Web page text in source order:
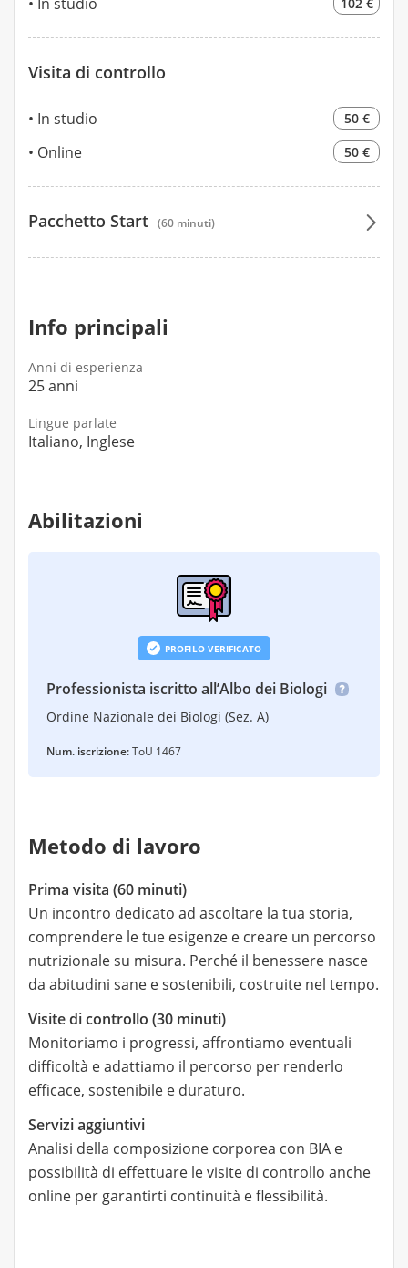
Visita di controllo
In studio 50 €
Online 50 €
Pacchetto Start (60 minuti)
Info principali
Anni di esperienza
25 anni
Lingue parlate
Italiano, Inglese
Abilitazioni
PROFILO VERIFICATO
Professionista iscritto all’Albo dei Biologi
Ordine Nazionale dei Biologi (Sez. A)
Num. iscrizione:ToU 1467
Metodo di lavoro
Prima visita (60 minuti)
Un incontro dedicato ad ascoltare la tua storia,
comprendere le tue esigenze e creare un percorso
nutrizionale su misura. Perché il benessere nasce
da abitudini sane e sostenibili, costruite nel tempo.
Visite di controllo (30 minuti)
Monitoriamo i progressi, affrontiamo eventuali
difficoltà e adattiamo il percorso per renderlo
efficace, sostenibile e duraturo.
Servizi aggiuntivi
Analisi della composizione corporea con BIA e
possibilità di effettuare le visite di controllo anche
online per garantirti continuità e flessibilità.